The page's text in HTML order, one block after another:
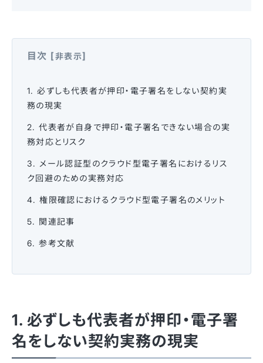
目次 [非表示]
1. 必ずしも代表者が押印・電子署名をしない契約実
務の現実
2. 代表者が自身で押印・電子署名できない場合の実
務対応とリスク
3. メール認証型のクラウド型電子署名におけるリス
ク回避のための実務対応
4. 権限確認におけるクラウド型電子署名のメリット
5. 関連記事
6. 参考文献
1. 必ずしも代表者が押印・電子署
名をしない契約実務の現実